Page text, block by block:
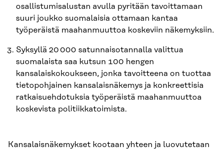
osallistumisalustan avulla pyritään tavoittamaan
suuri joukko suomalaisia ottamaan kantaa
työperäistä maahanmuuttoa koskeviin näkemyksiin.
Syksyllä 20 000 satunnaisotannalla valittua
suomalaista saa kutsun 100 hengen
kansalaiskokoukseen, jonka tavoitteena on tuottaa
tietopohjainen kansalaisnäkemys ja konkreettisia
ratkaisuehdotuksia työperäistä maahanmuuttoa
koskevista politiikkatoimista.
Kansalaisnäkemykset kootaan yhteen ja luovutetaan